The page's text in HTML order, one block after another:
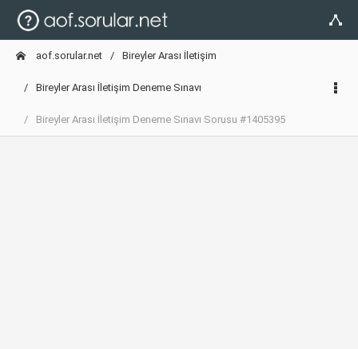
aof.sorular.net Bireyler Arası İletişim
Bireyler Arası İletişim Deneme Sınavı
Bireyler Arası İletişim Deneme Sınavı Sorusu #1405395